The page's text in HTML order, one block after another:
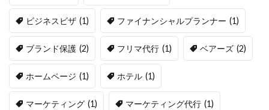
ビジネスビザ (1) ファイナンシャルプランナー (1)
ブランド保護 (2) フリマ代行 (1) ベアーズ (2)
ホームページ (1) ホテル (1)
マーケティング (1) マーケティング代行 (1)